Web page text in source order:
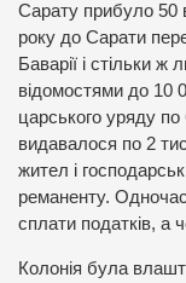
Сарату прибуло 50
року до Сарати
Баварії і стільки
відомостями до 10
царського уряду по
видавалося по 2
жител і
реманенту.
сплати податків, а
Колонія була